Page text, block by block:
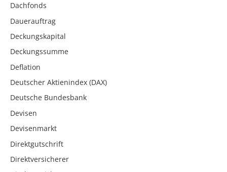
Dachfonds
Dauerauftrag
Deckungskapital
Deckungssumme
Deflation
Deutscher Aktienindex (DAX)
Deutsche Bundesbank
Devisen
Devisenmarkt
Direktgutschrift
Direktversicherer